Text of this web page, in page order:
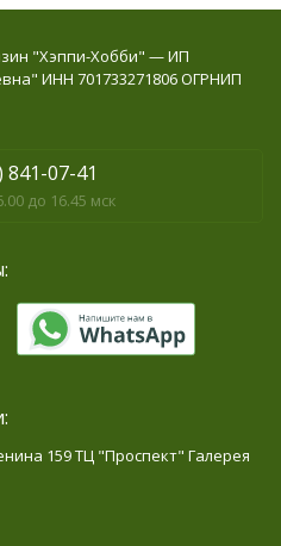
"Хэппи-Хобби" — ИП
ИНН 701733271806 ОГРНИП
841-07-41
до 16.45 мск
159 ТЦ "Проспект" Галерея